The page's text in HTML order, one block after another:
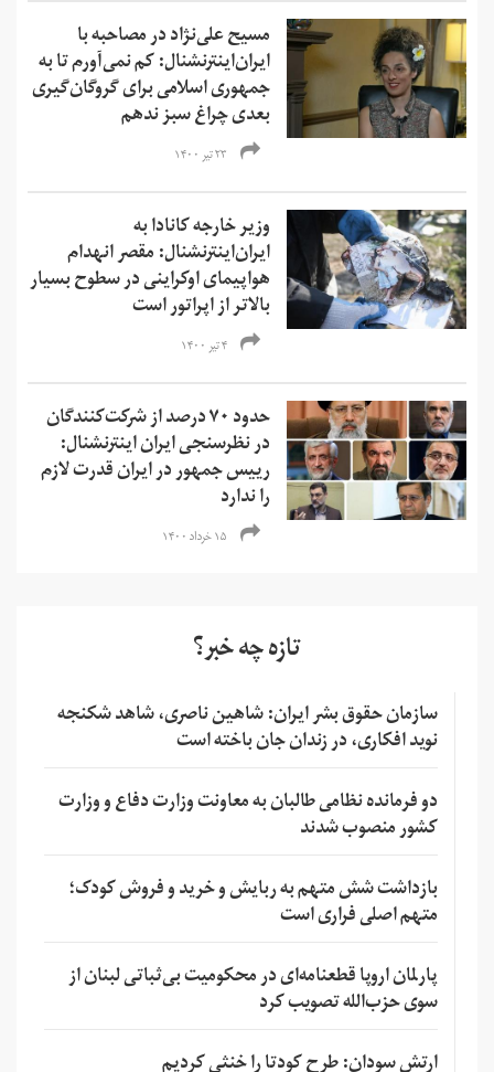
مسیح علی‌نژاد در مصاحبه با
ایران‌اینترنشنال: کم نمی‌آورم تا به
جمهوری اسلامی برای گروگان‌گیری
بعدی چراغ سبز ندهم
۲۳ تیر ۱۴۰۰
وزیر خارجه کانادا به
ایران‌اینترنشنال: مقصر انهدام
هواپیمای اوکراینی در سطوح بسیار
بالاتر از اپراتور است
۴ تیر ۱۴۰۰
حدود ۷۰ درصد از شرکت‌کنندگان
در نظرسنجی ایران اینترنشنال:
رییس جمهور در ایران قدرت لازم
را ندارد
۱۵ خرداد ۱۴۰۰
تازه چه خبر؟
سازمان حقوق بشر ایران: شاهین ناصری، شاهد شکنجه
نوید افکاری، در زندان جان باخته است
دو فرمانده نظامی طالبان به معاونت وزارت دفاع و وزارت
کشور منصوب شدند
بازداشت شش متهم به ربایش و خرید و فروش کودک؛
متهم اصلی فراری است
پارلمان اروپا قطعنامه‌ای در محکومیت بی‌ثباتی لبنان از
سوی حزب‌الله تصویب کرد